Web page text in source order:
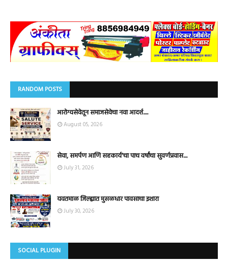
RANDOM POSTS
आरोग्यसेवेतून समाजसेवेचा नवा आदर्श.....
August 05, 2026
सेवा, समर्पण आणि सहकार्य'चा पाच वर्षांचा सुवर्णप्रवास....
July 31, 2026
यवतमाळ जिल्ह्यात मुसळधार पावसाचा इशारा
July 30, 2026
SOCIAL PLUGIN